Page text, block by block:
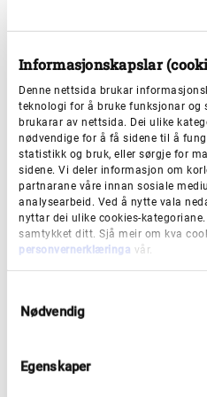
Informasjonskapslar
Denne nettsida brukar
teknologi for å bruke funksjonar og
brukarar av nettsida. Dei ulike
nødvendige for å få sidene til å
statistikk og bruk, eller sørgje for
sidene. Vi deler informasjon om
partnarane våre innan sosiale
analysearbeid. Ved å nytte vala
nyttar dei ulike cookies-
samtykket ditt. Sjå meir om kva
personvernerklæringa vår.
Nødvendig
Egenskaper
i form av
søknaden.
Dette må du
Informasjon om søkjar
Skildring av prosjektet
Geografisk nedslagsfelt
Korleis ein skal nå